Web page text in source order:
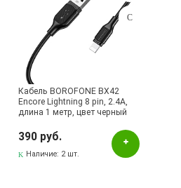
Кабель BOROFONE BX42
Encore Lightning 8 pin, 2.4A,
длина 1 метр, цвет черный
390 руб.
Наличие: 2 шт.